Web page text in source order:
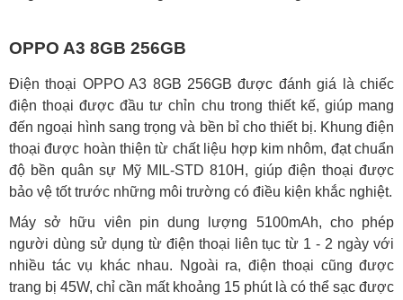
OPPO A3 8GB 256GB
Điện thoại OPPO A3 8GB 256GB được đánh giá là chiếc
điện thoại được đầu tư chỉn chu trong thiết kế, giúp mang
đến ngoại hình sang trọng và bền bỉ cho thiết bị. Khung điện
thoại được hoàn thiện từ chất liệu hợp kim nhôm, đạt chuẩn
độ bền quân sự Mỹ MIL-STD 810H, giúp điện thoại được
bảo vệ tốt trước những môi trường có điều kiện khắc nghiệt.
Máy sở hữu viên pin dung lượng 5100mAh, cho phép
người dùng sử dụng từ điện thoại liên tục từ 1 - 2 ngày với
nhiều tác vụ khác nhau. Ngoài ra, điện thoại cũng được
trang bị 45W, chỉ cần mất khoảng 15 phút là có thể sạc được